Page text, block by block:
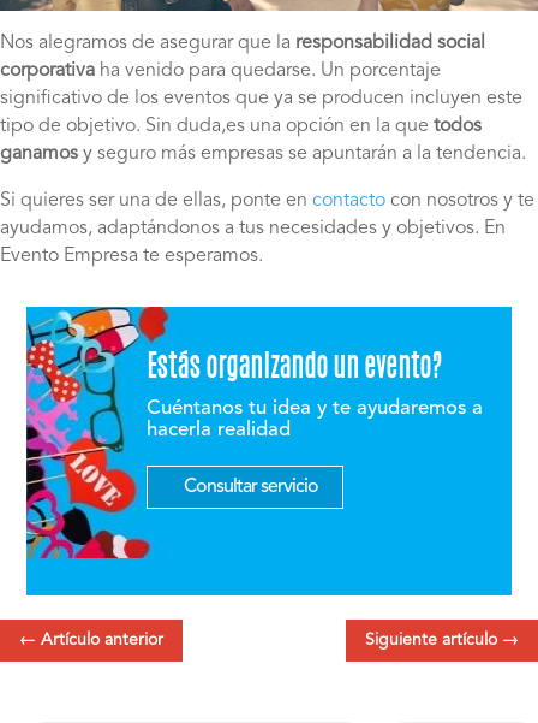
Nos alegramos de asegurar que la responsabilidad social
corporativa ha venido para quedarse. Un porcentaje
significativo de los eventos que ya se producen incluyen este
tipo de objetivo. Sin duda,es una opción en la que todos
ganamos y seguro más empresas se apuntarán a la tendencia.
Si quieres ser una de ellas, ponte en contacto con nosotros y te
ayudamos, adaptándonos a tus necesidades y objetivos. En
Evento Empresa te esperamos.
Estás organizando un evento?
Cuéntanos tu idea y te ayudaremos a
hacerla realidad
Consultar servicio
← Artículo anterior Siguiente artículo→